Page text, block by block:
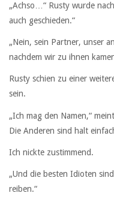
„Achso…“ Rusty wurde
auch geschieden.“
„Nein, sein Partner, unser
nachdem wir zu ihnen
Rusty schien zu einer
sein.
„Ich mag den Namen,“
Die Anderen sind halt
Ich nickte zustimmend.
„Und die besten Idioten
reiben.“